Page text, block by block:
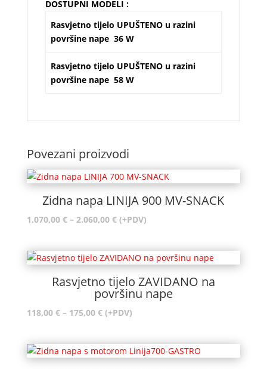
DOSTUPNI MODELI :
Rasvjetno tijelo UPUŠTENO u razini
površine nape 36 W
Rasvjetno tijelo UPUŠTENO u razini
površine nape 58 W
Povezani proizvodi
Zidna napa LINIJA 900 MV-SNACK
1.070,00 € – 2.060,00 €Raspon
1.070,00 €
2.060,00 €
(+PDV)
Rasvjetno tijelo ZAVIDANO na
površinu nape
118,00 € – 175,00 €Raspon
118,00 €
(+PDV)